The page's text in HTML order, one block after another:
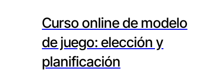
Curso online de modelo
de juego: elección y
planificación